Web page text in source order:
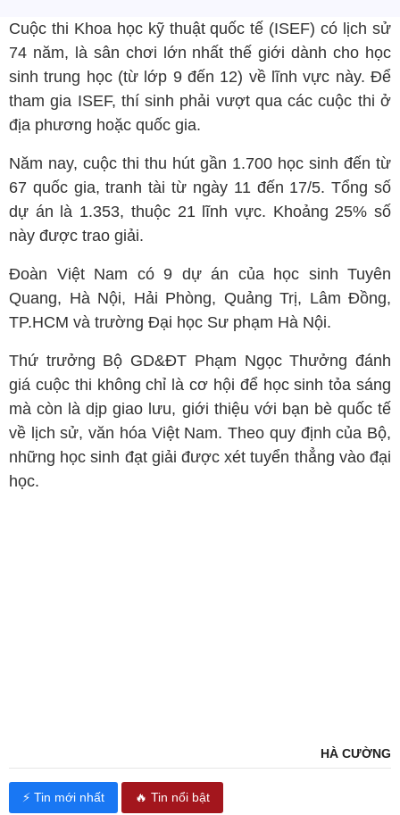
Cuộc thi Khoa học kỹ thuật quốc tế (ISEF) có lịch sử
74 năm, là sân chơi lớn nhất thế giới dành cho học
sinh trung học (từ lớp 9 đến 12) về lĩnh vực này. Để
tham gia ISEF, thí sinh phải vượt qua các cuộc thi ở
địa phương hoặc quốc gia.
Năm nay, cuộc thi thu hút gần 1.700 học sinh đến từ
67 quốc gia, tranh tài từ ngày 11 đến 17/5. Tổng số
dự án là 1.353, thuộc 21 lĩnh vực. Khoảng 25% số
này được trao giải.
Đoàn Việt Nam có 9 dự án của học sinh Tuyên
Quang, Hà Nội, Hải Phòng, Quảng Trị, Lâm Đồng,
TP.HCM và trường Đại học Sư phạm Hà Nội.
Thứ trưởng Bộ GD&ĐT Phạm Ngọc Thưởng đánh
giá cuộc thi không chỉ là cơ hội để học sinh tỏa sáng
mà còn là dịp giao lưu, giới thiệu với bạn bè quốc tế
về lịch sử, văn hóa Việt Nam. Theo quy định của Bộ,
những học sinh đạt giải được xét tuyển thẳng vào đại
học.
HÀ CƯỜNG
⚡ Tin mới nhất 🔥 Tin nổi bật